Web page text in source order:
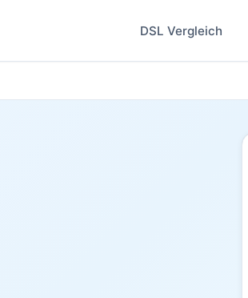
DSL Vergleich